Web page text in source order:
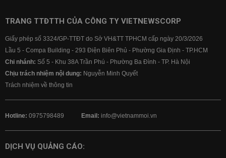
TRANG TTĐTTH CỦA CÔNG TY VIETNEWSCORP
Giấy phép số 3324/GP-TTĐT do Sở VH&TT TPHCM cấp ngày 20/3/2026
Lầu 5 - Compa Building - 293 Điện Biên Phủ - Phường Gia Định - TP.HCM
Chi nhánh: Số 5 - Khu 38A Trần Phú - Phường Ba Đình - TP. Hà Nội
Chịu trách nhiệm nội dung: Nguyễn Minh Quyết
Trách nhiệm về thông tin
Hotline: 0975798489 Email: info@vietnammoi.vn
DỊCH VỤ QUẢNG CÁO: